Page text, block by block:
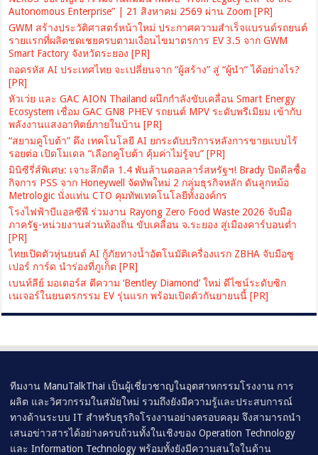
Autonomous Enterprise” | 21 สิงหาคม 2569 ผ่าน Zoom [PR]
GWM สร้างประวัติศาสตร์หน้าใหม่ ประกาศความสำเร็จแบรนด์รถยนต์
รายแรกที่ผลิตชดเชยครบตามเงื่อนไขมาตรการ EV 3.5 จาก GWM
Smart Factory จังหวัดระยอง [PR]
ถอดรหัส AI ประเทศไทย จะเปลี่ยนจาก “ผู้สร้าง” สู่ “ผู้นำ” ได้อย่างไร?
[PR]
หัวเว่ย และ GAC AION Thailand ผนึกกำลังขับเคลื่อน Smart Energy
Ecosystem เชื่อม GAC GN8 PHEV รถยนต์ MPV ระดับพรีเมียม เข้ากับ
พลังงานแสงอาทิตย์ภายในบ้าน [PR]
“สยามคูโบต้า” ดึง เทคโนโลยี AI ยกระดับบริการหลังการขายแบบไร้
รอยต่อ เปิดโมเดล “เลือกคูโบต้า คุ้มค่าไม่รู้จบ” [PR]
มินิซีรี่ส์พิเศษ: เจาะลึกดีล 1.4 พันล้านดอลลาร์สหรัฐฯ! Brady ปิดดีลซื้อ
กิจการ PSS จาก Honeywell จัดทัพใหม่ 2 กลุ่มธุรกิจหลัก ดันลูกหม้อ
Metrologic นั่งแท่น CTO คุมทัพเทคโนโลยีทั้งองค์กร
โรงไฟฟ้าบีแอลซีพี ร่วมงาน Rayong Zero Food Waste 2026 จับมือ
ภาครัฐ-หน่วยงานส่วนท้องถิ่น ขับเคลื่อน จ.ระยอง สู่เมืองคาร์บอนต่ำ
[PR]
ไทยเปิดตัวหุ่นยนต์ AI กู้ภัยทางน้ำอัตโนมัติเครื่องแรก ZBHA จับมือซู
เปอร์ การ์ด นำร่องที่ภูเก็ต [PR]
เบนท์ลีย์ มอเตอร์ส ตีความ ‘Bentley Diamond’ ใหม่ ดีไซน์ระดับซิก
เนเจอร์ในยนตรกรรม EV รุ่นแรก พร้อมเปิดตัวกันยายนนี้ [PR]
ทีมงาน ManuTalkThai เป็นผู้เชี่ยวชาญในอุตสาหกรรมโรงงาน การ
ผลิต และวิศวกรรมในสมัยใหม่ รวมถึงยังมีความรู้และประสบการณ์
ทางด้านระบบ IT สำหรับธุรกิจโรงงานอย่างครอบคลุม จึงสามารถนำ
เสนอข่าวสารได้อย่างครบถ้วนทั้งในเชิงของ Operation Technology
และ Information Technology พร้อมทั้งยังมีความสนใจในด้าน